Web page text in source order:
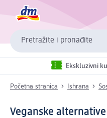
Pretražite i pronađite
Ekskluzivni
Početna stranica Ishrana
Veganske